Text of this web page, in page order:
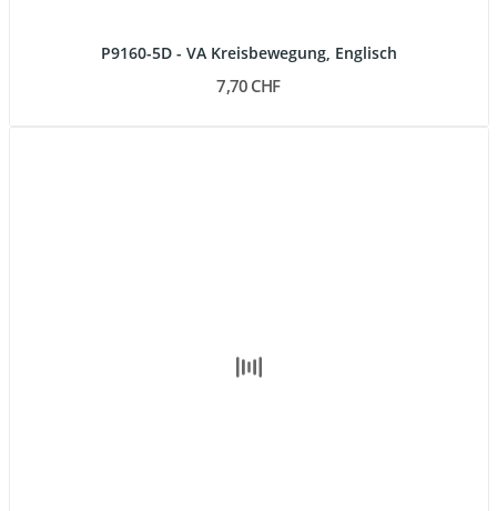
P9160-5D - VA Kreisbewegung, Englisch
7,70 CHF